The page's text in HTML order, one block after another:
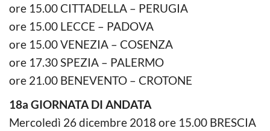
ore 15.00 CITTADELLA – PERUGIA
ore 15.00 LECCE – PADOVA
ore 15.00 VENEZIA – COSENZA
ore 17.30 SPEZIA – PALERMO
ore 21.00 BENEVENTO – CROTONE
18a GIORNATA DI ANDATA
Mercoledì 26 dicembre 2018 ore 15.00 BRESCIA